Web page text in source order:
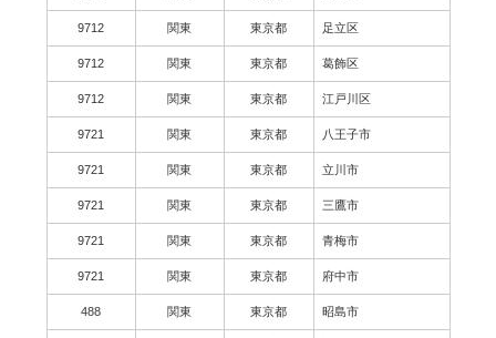
9712 関東 東京都 足立区
9712 関東 東京都 葛飾区
9712 関東 東京都 江戸川区
9721 関東 東京都 八王子市
9721 関東 東京都 立川市
9721 関東 東京都 三鷹市
9721 関東 東京都 青梅市
9721 関東 東京都 府中市
488 関東 東京都 昭島市